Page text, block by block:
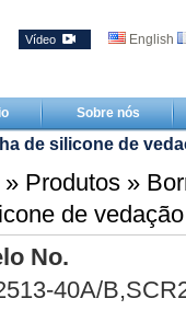
Vídeo English
Sobre nós
de silicone de
» Produtos »
de
No.
40A/